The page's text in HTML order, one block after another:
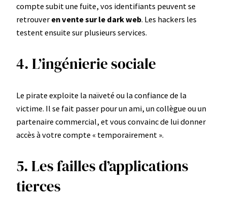
compte subit une fuite, vos identifiants peuvent se
retrouver en vente sur le dark web. Les hackers les
testent ensuite sur plusieurs services.
4. L’ingénierie sociale
Le pirate exploite la naïveté ou la confiance de la
victime. Il se fait passer pour un ami, un collègue ou un
partenaire commercial, et vous convainc de lui donner
accès à votre compte « temporairement ».
5. Les failles d’applications
tierces